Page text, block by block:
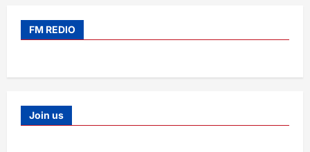
FM REDIO
Join us